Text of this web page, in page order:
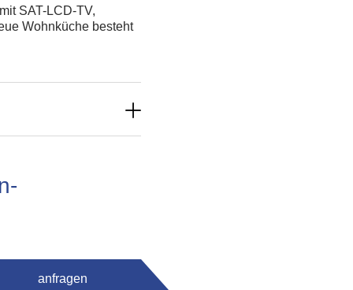
SAT-LCD-TV,
Wohnküche besteht
anfragen